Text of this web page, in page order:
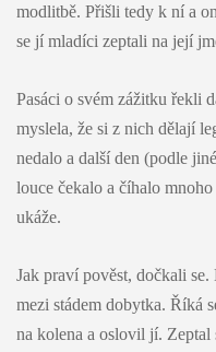
modlitbě. Přišli tedy k ní a
se jí mladíci zeptali na její
Pasáci o svém zážitku řekli
myslela, že si z nich dělají
nedalo a další den (podle
louce čekalo a číhalo
ukáže.
Jak praví pověst, dočkali se.
mezi stádem dobytka. Říká
na kolena a oslovil jí.